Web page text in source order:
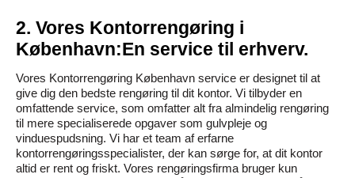
2. Vores Kontorrengøring i
København:En service til erhverv.
Vores Kontorrengøring København service er designet til at
give dig den bedste rengøring til dit kontor. Vi tilbyder en
omfattende service, som omfatter alt fra almindelig rengøring
til mere specialiserede opgaver som gulvpleje og
vinduespudsning. Vi har et team af erfarne
kontorrengøringsspecialister, der kan sørge for, at dit kontor
altid er rent og friskt. Vores rengøringsfirma bruger kun